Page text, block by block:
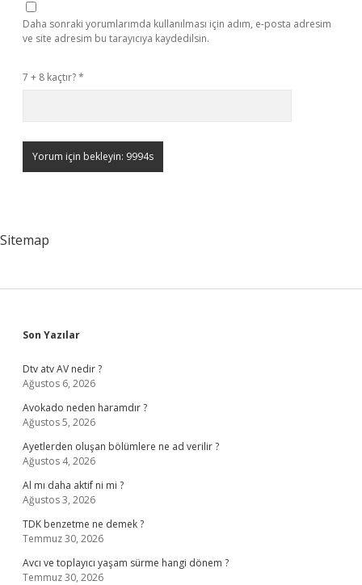
Daha sonraki yorumlarımda kullanılması için adım, e-posta adresim
ve site adresim bu tarayıcıya kaydedilsin.
7 + 8 kaçtır?*
Sitemap
Sidebar
Son Yazılar
Dtv atv AV nedir ?
Ağustos 6, 2026
Avokado neden haramdır ?
Ağustos 5, 2026
Ayetlerden oluşan bölümlere ne ad verilir ?
Ağustos 4, 2026
Al mı daha aktif ni mi ?
Ağustos 3, 2026
TDK benzetme ne demek ?
Temmuz 30, 2026
Avcı ve toplayıcı yaşam sürme hangi dönem ?
Temmuz 30, 2026